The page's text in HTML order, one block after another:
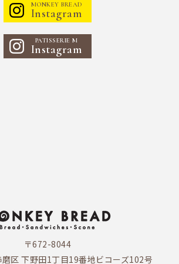
MONKEY BREAD
Instagram
PATISSERIE M
Instagram
〒672-8044
区 下野田1丁目19番地ビコーズ102号